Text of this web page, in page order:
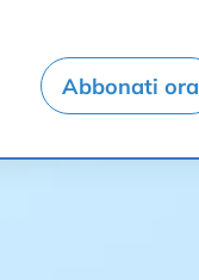
Abbonati ora